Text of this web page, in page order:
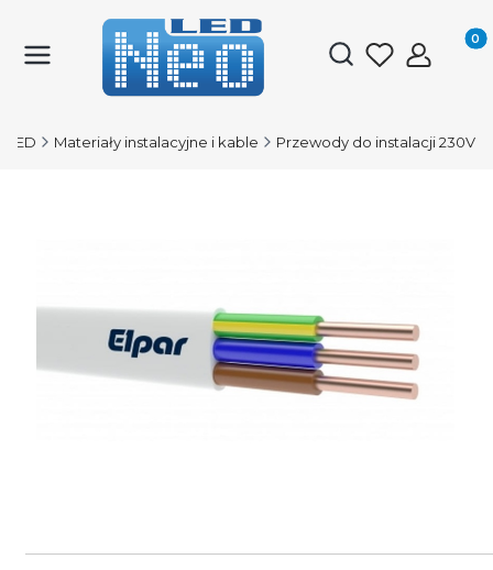
Otwórz
LED Materiały instalacyjne i kable Przewody do instalacji 230V